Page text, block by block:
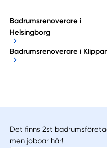
Badrumsrenoverare i
Helsingborg
Badrumsrenoverare i
Det finns 2st
men jobbar här!